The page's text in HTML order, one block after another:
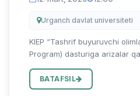
Urganch davlat universiteti
KIEP “Tashrif buyuruvchi
Program) dasturiga arizalar
instituti (KIEP) 2026-yil uchun
qiladi...
BATAFSIL